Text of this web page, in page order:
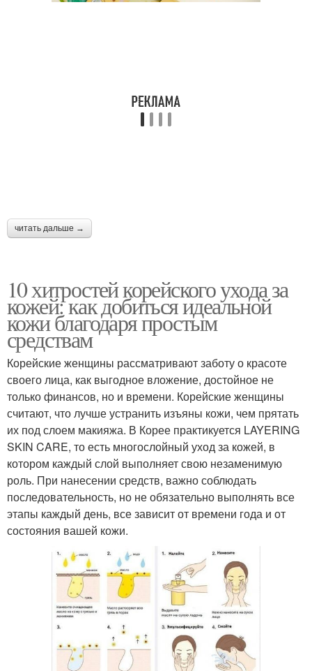
читать дальше →
10 хитростей корейского ухода за
кожей: как добиться идеальной
кожи благодаря простым
средствам
Корейские женщины рассматривают заботу о красоте
своего лица, как выгодное вложение, достойное не
только финансов, но и времени. Корейские женщины
считают, что лучше устранить изъяны кожи, чем прятать
их под слоем макияжа. В Корее практикуется LAYERING
SKIN CARE, то есть многослойный уход за кожей, в
котором каждый слой выполняет свою незаменимую
роль. При нанесении средств, важно соблюдать
последовательность, но не обязательно выполнять все
этапы каждый день, все зависит от времени года и от
состояния вашей кожи.